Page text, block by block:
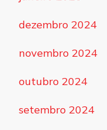
dezembro 2024
novembro 2024
outubro 2024
setembro 2024